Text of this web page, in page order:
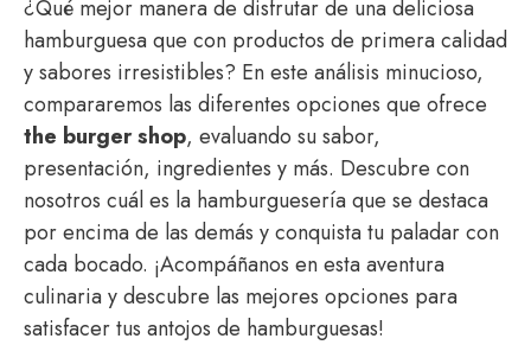
¿Qué mejor manera de disfrutar de una deliciosa
hamburguesa que con productos de primera calidad
y sabores irresistibles? En este análisis minucioso,
compararemos las diferentes opciones que ofrece
the burger shop, evaluando su sabor,
presentación, ingredientes y más. Descubre con
nosotros cuál es la hamburguesería que se destaca
por encima de las demás y conquista tu paladar con
cada bocado. ¡Acompáñanos en esta aventura
culinaria y descubre las mejores opciones para
satisfacer tus antojos de hamburguesas!